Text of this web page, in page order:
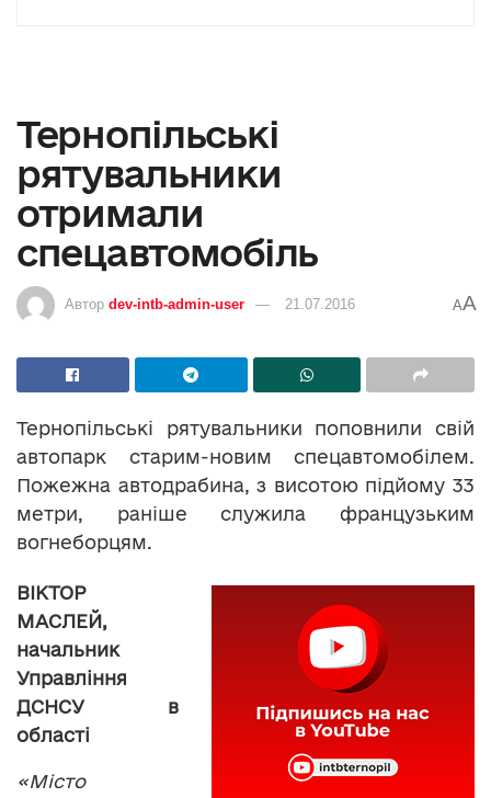
Тернопільські
рятувальники
отримали
спецавтомобіль
Автор dev-intb-admin-user 21.07.2016 AA
Тернопільські рятувальники поповнили свій
автопарк старим-новим спецавтомобілем.
Пожежна автодрабина, з висотою підйому 33
метри, раніше служила французьким
вогнеборцям.
ВІКТОР
МАСЛЕЙ,
начальник
Управління
ДСНСУ в
області
«Місто